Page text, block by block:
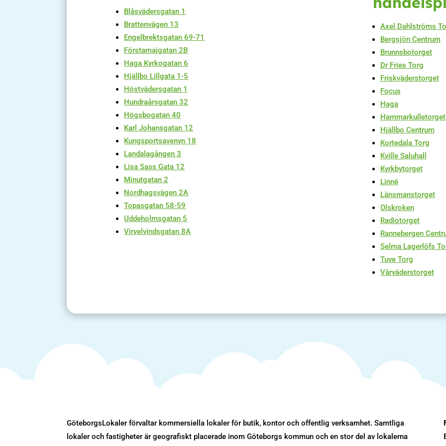
Blåsvädersgatan 1
Brattenvägen 13
Engelbrektsgatan 69-71
Förstamajgatan 2B
Haga Kyrkogatan 6
Hjällbo Lillgata 1-5
Höstvädersgatan 1
Hundraårsgatan 32
Högsbogatan 40
Karl Johansgatan 12
Kungsportsavenyn 18
Landalagången 3
Lisa Sass Gata 12
Minutgatan 2
Nordhagsvägen 2A
Topasgatan 58-59
Uddeholmsgatan 5
Virvelvindsgatan 8A
Axel Dahlströms
Bergsjön Centrum
Brunnsbotorget
Dr Fries Torg
Friskväderstorget
Focus
Haga
Hammarkulletorget
Hjällbo Centrum
Kortedala Torg
Kville Saluhall
Kyrkbytorget
Linné
Länsmanstorget
Olskroken
Radiotorget
Rannebergen
Selma Lagerlöfs
Tuve Torg
Vårväderstorget
GöteborgsLokaler förvaltar kommersiella lokaler för butik, kontor och offentlig verksamhet. Samtliga
lokaler och fastigheter är geografiskt placerade inom Göteborgs kommun och en stor del av lokalerna